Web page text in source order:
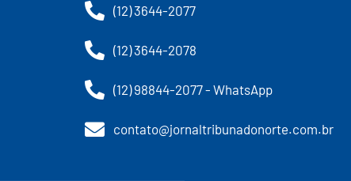
(12) 3644-2077
(12) 3644-2078
(12) 98844-2077 - WhatsApp
contato@jornaltribunadonorte.com.br